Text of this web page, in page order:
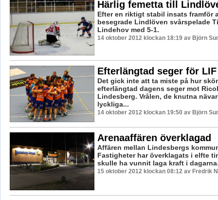
Härlig femetta till
Efter en riktigt stabil insats framför
besegrade Lindlöven svårspelade
Lindehov med 5-1.
14 oktober 2012 klockan 18:19 av Björn
Efterlängtad seger för LIF
Det gick inte att ta miste på hur
efterlängtad dagens seger mot
Lindesberg. Vrålen, de knutna
lyckliga...
14 oktober 2012 klockan 19:50 av Björn
Arenaaffären överklagad
Affären mellan Lindesbergs
Fastigheter har överklagats i elfte
skulle ha vunnit laga kraft i
15 oktober 2012 klockan 08:12 av Fredrik